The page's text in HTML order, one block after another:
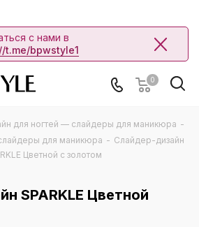
с нами в
t.me/bpwstyle1
0
для ногтей — слайдеры для маникюра -
для маникюра - Слайдер-дизайн
Цветной с золотом
SPARKLE Цветной